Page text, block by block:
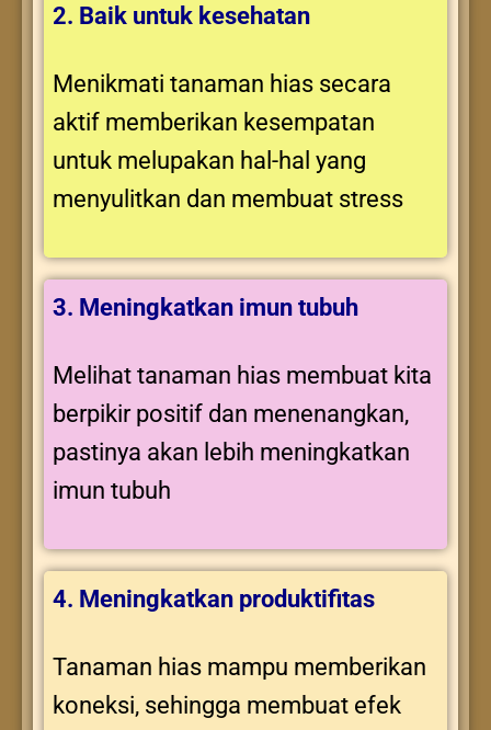
2. Baik untuk kesehatan
Menikmati tanaman hias secara
aktif memberikan kesempatan
untuk melupakan hal-hal yang
menyulitkan dan membuat stress
3. Meningkatkan imun tubuh
Melihat tanaman hias membuat kita
berpikir positif dan menenangkan,
pastinya akan lebih meningkatkan
imun tubuh
4. Meningkatkan produktifitas
Tanaman hias mampu memberikan
koneksi, sehingga membuat efek